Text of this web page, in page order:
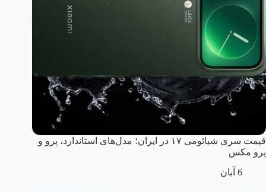
قیمت سری شیائومی ۱۷ در ایران؛ مدل‌های استاندارد، پرو و
پرو مکس
6 آبان